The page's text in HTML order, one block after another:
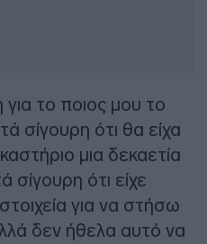
για το ποιος μου το
σίγουρη ότι θα είχα
μια δεκαετία
σίγουρη ότι είχε
για να στήσω
δεν ήθελα αυτό να